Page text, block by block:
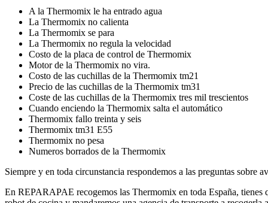
A la Thermomix le ha entrado agua
La Thermomix no calienta
La Thermomix se para
La Thermomix no regula la velocidad
Costo de la placa de control de Thermomix
Motor de la Thermomix no vira.
Costo de las cuchillas de la Thermomix tm21
Precio de las cuchillas de la Thermomix tm31
Coste de las cuchillas de la Thermomix tres mil trescientos
Cuando enciendo la Thermomix salta el automático
Thermomix fallo treinta y seis
Thermomix tm31 E55
Thermomix no pesa
Numeros borrados de la Thermomix
Siempre y en toda circunstancia respondemos a las preguntas sobre
En REPARAPAE recogemos las Thermomix en toda España, tienes